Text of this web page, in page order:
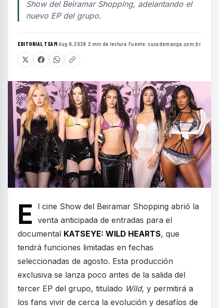
Show del Beiramar Shopping, adelantando el
nuevo EP del grupo.
EDITORIAL TEAM·Aug 6, 2026 ·2 min de lectura ·Fuente: sucodemanga.com.br
E
l cine Show del Beiramar Shopping abrió la
venta anticipada de entradas para el
documental KATSEYE: WILD HEARTS, que
tendrá funciones limitadas en fechas
seleccionadas de agosto. Esta producción
exclusiva se lanza poco antes de la salida del
tercer EP del grupo, titulado Wild, y permitirá a
los fans vivir de cerca la evolución y desafíos de